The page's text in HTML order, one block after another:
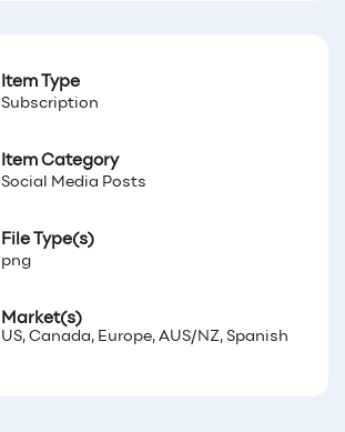
Item Type
Subscription
Item Category
Social Media Posts
File Type(s)
png
Market(s)
US, Canada, Europe, AUS/NZ, Spanish